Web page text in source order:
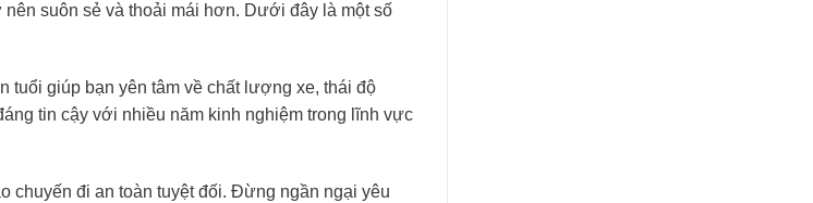
suôn sẻ và thoải mái hơn. Dưới đây là một số
tuổi giúp bạn yên tâm về chất lượng xe, thái độ
tin cậy với nhiều năm kinh nghiệm trong lĩnh vực
chuyến đi an toàn tuyệt đối. Đừng ngần ngại yêu